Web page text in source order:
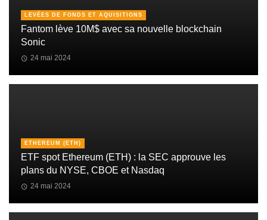
LEVÉES DE FONDS ET AQUISITIONS
Fantom lève 10M$ avec sa nouvelle blockchain
Sonic
24 mai 2024
ETHEREUM (ETH)
ETF spot Ethereum (ETH) : la SEC approuve les
plans du NYSE, CBOE et Nasdaq
24 mai 2024